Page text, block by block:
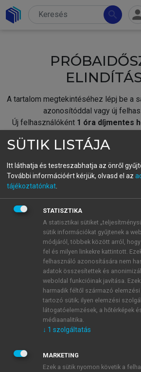
search
A tartalom megtekintéséhez lépj be a
azonosítóddal vagy új
Új felhasználóként 1 óra díjmentes
fiókoddal,vagy hozz létre
A regisztráció után apróbaidőszak
BELÉPÉS SAJÁT FIÓKKAL
ÚJ FIÓK LÉTREHOZÁSA
1 óra díjmentes hozzáférés
E-MAIL-CÍM
JELSZÓ
SÜTIK LISTÁJA
Itt láthatja és testreszabhatja az önről
További információért kérjük, olvasd el az
tájékoztatónkat
STATISZTIKA
A statisztikai sütiket
sütik információkat gyűjtenek a
módjáról, többek között arról,
fel és milyen linkekre kattintott.
felhasználó azonosítására nem
adatok összesítettek és
weboldal funkcióinak javítása.
harmadik féltől származó
tartozó sütik; ilyen elemzési
látogatóelemzések, a hőtérképek
médiaanalitika.
↓ 1 szolgáltatás
MARKETING
Ezek a sütik nyomon követik a